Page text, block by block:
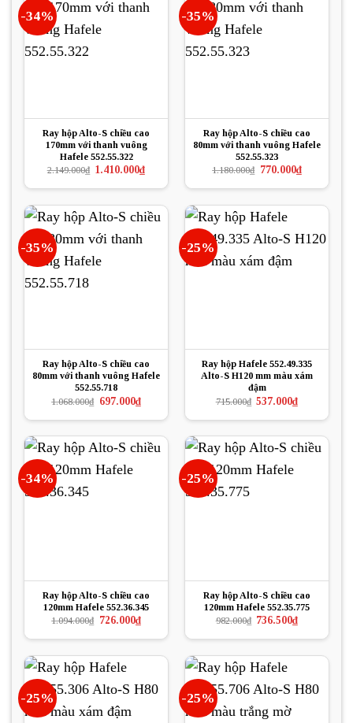
-34%
Ray hộp Alto-S chiều cao
170mm với thanh vuông
Hafele 552.55.322
2.149.000₫ Giá
là:
1.410.000₫Giá
hiện
tại
1.410.000₫.
-35%
Ray hộp Alto-S chiều cao
80mm với thanh vuông Hafele
552.55.323
1.180.000₫ Giá
là:
770.000₫Giá
hiện
tại
770.000₫.
-35%
Ray hộp Alto-S chiều cao
80mm với thanh vuông Hafele
552.55.718
1.068.000₫ Giá
là:
697.000₫Giá
hiện
tại
697.000₫.
-25%
Ray hộp Hafele 552.49.335
Alto-S H120 mm màu xám
đậm
715.000₫ Giá
là:
537.000₫Giá
hiện
tại
537.000₫.
-34%
Ray hộp Alto-S chiều cao
120mm Hafele 552.36.345
1.094.000₫ Giá
là:
726.000₫Giá
hiện
tại
726.000₫.
-25%
Ray hộp Alto-S chiều cao
120mm Hafele 552.35.775
982.000₫ Giá
là:
736.500₫Giá
hiện
tại
736.500₫.
-25% -25%